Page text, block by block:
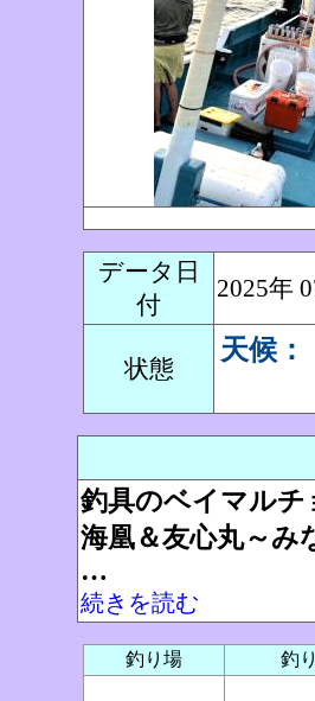
データ日
付
2025年
状態
天候：
釣具のベイマル
海凰＆友心丸～
…
続きを読む
釣り場 釣